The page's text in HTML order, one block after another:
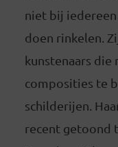
niet bij
doen rinkelen.
kunstenaars
composities te
schilderijen.
recent getoond